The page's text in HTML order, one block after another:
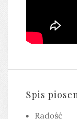
Spis
Radość